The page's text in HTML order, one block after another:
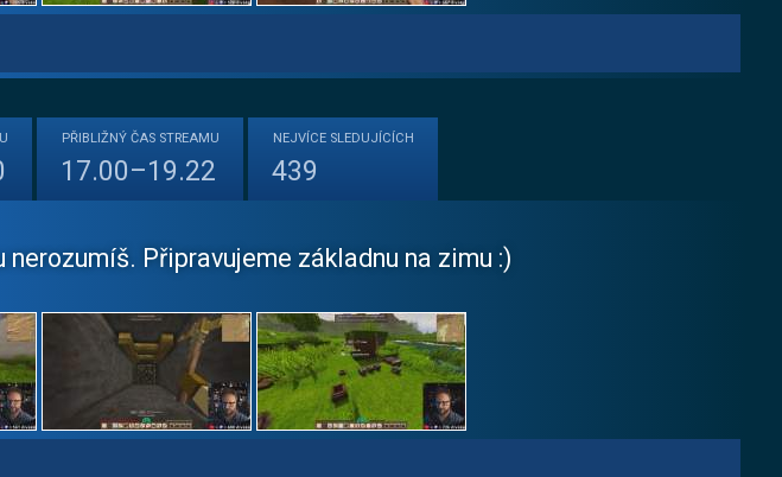
PŘIBLIŽNÝ ČAS STREAMU
17.00–19.22
NEJVÍCE SLEDUJÍCÍCH
439
nerozumíš. Připravujeme základnu na zimu :)